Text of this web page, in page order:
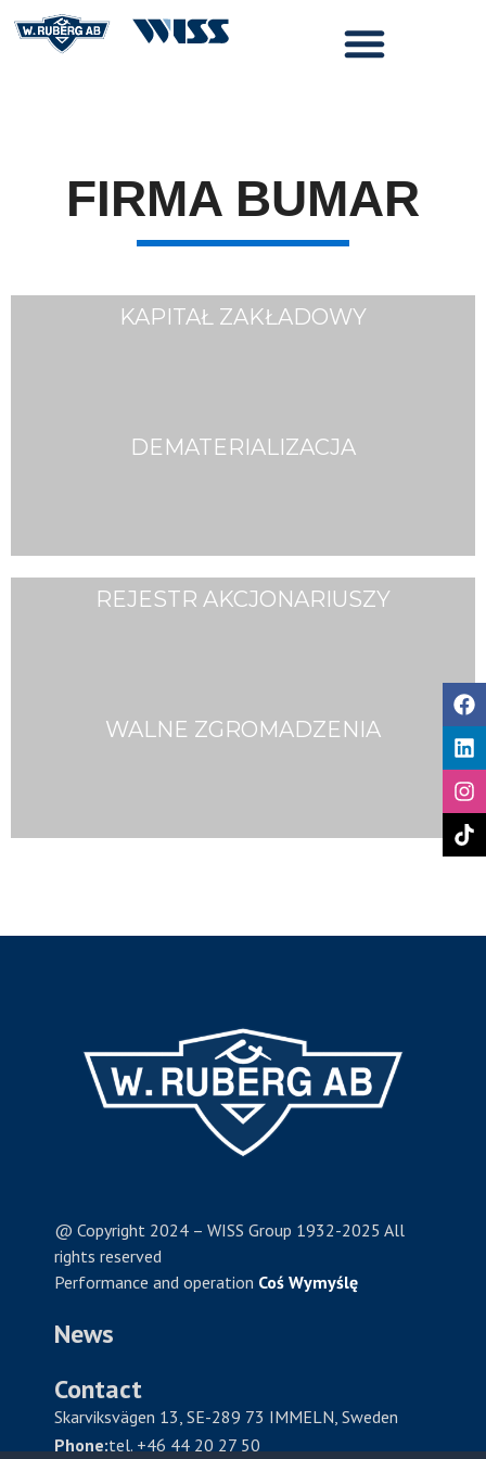
FIRMA BUMAR
KAPITAŁ ZAKŁADOWY
DEMATERIALIZACJA
REJESTR AKCJONARIUSZY
WALNE ZGROMADZENIA
@ Copyright 2024 – WISS Group 1932-2025 All
rights reserved
Performance and operation Coś Wymyślę
News
Contact
Skarviksvägen 13, SE-289 73 IMMELN, Sweden
Phone:tel. +46 44 20 27 50